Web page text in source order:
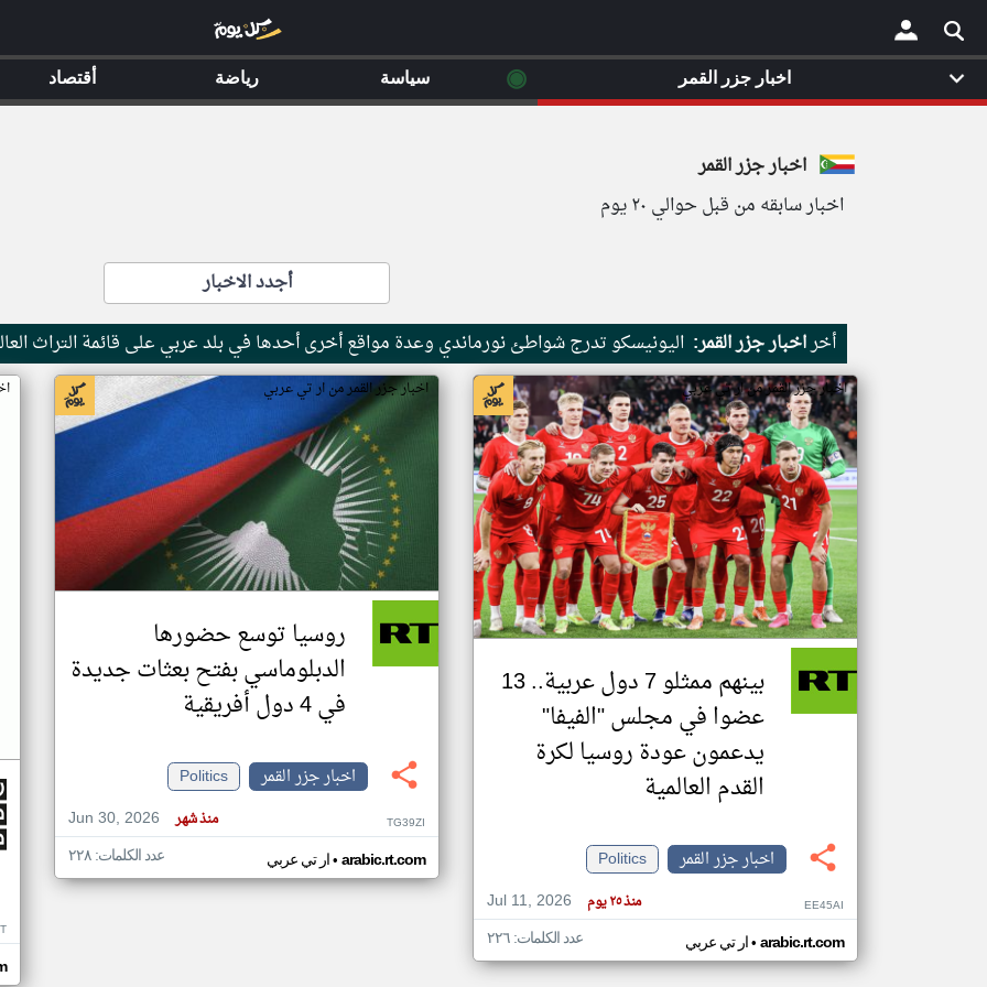
×
اخبار جزر القمر
اخبار سابقه من قبل حوالي ٢٠ يوم
أجدد الاخبار
أخراخبار جزر القمر: اليونيسكو تدرج شواطئ نورماندي وعدة مواقع أخرى أحدها في بلد عربي على قائمة التراث
اخبار جزر القمر من ار تي عربي
بينهم ممثلو 7 دول عربية.. 13
عضوا في مجلس "الفيفا"
يدعمون عودة روسيا لكرة
القدم العالمية
اخبار جزر القمر
Politics
Jul 11, 2026
منذ ٢٥ يوم EE45AI
ار تي عربي• arabic.rt.com عدد الكلمات: ٢٢٦
اخبار جزر القمر من ار تي عربي
روسيا توسع حضورها
الدبلوماسي بفتح بعثات جديدة
في 4 دول أفريقية
اخبار جزر القمر
Politics
Jun 30, 2026
منذ شهر TG39ZI
ار تي عربي• arabic.rt.com عدد الكلمات: ٢٢٨
اخبار جزر القمر ◉ سياسة رياضة أقتصاد